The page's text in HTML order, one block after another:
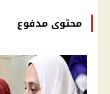
محتوى مدفوع